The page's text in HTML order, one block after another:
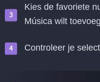
Kies de favoriete
Música wilt
Controleer je